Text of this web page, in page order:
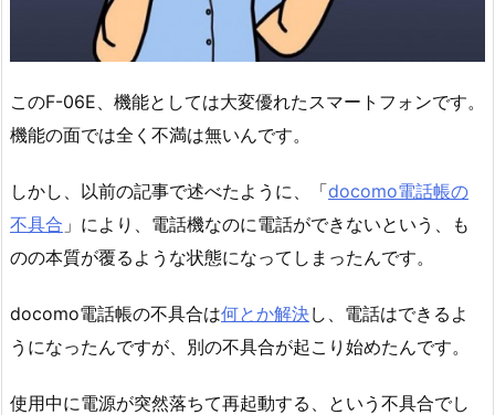
このF-06E、機能としては大変優れたスマートフォンです。
機能の面では全く不満は無いんです。
しかし、以前の記事で述べたように、「docomo電話帳の
不具合 」により、電話機なのに電話ができないという、も
のの本質が覆るような状態になってしまったんです。
docomo電話帳の不具合は何とか解決し、電話はできるよ
うになったんですが、別の不具合が起こり始めたんです。
使用中に電源が突然落ちて再起動する、という不具合でし